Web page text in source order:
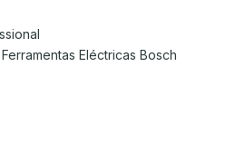
Eléctricas Bosch